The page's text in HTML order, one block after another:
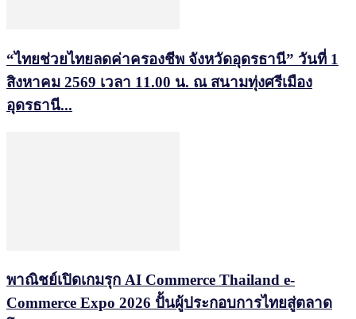
“ไทยช่วยไทยลดค่าครองชีพ จังหวัดอุดรธานี” วันที่ 1
สิงหาคม 2569 เวลา 11.00 น. ณ สนามทุ่งศรีเมือง
อุดรธานี...
พาณิชย์เปิดเกมรุก AI Commerce Thailand e-
Commerce Expo 2026 ปั้นผู้ประกอบการไทยสู่ตลาด